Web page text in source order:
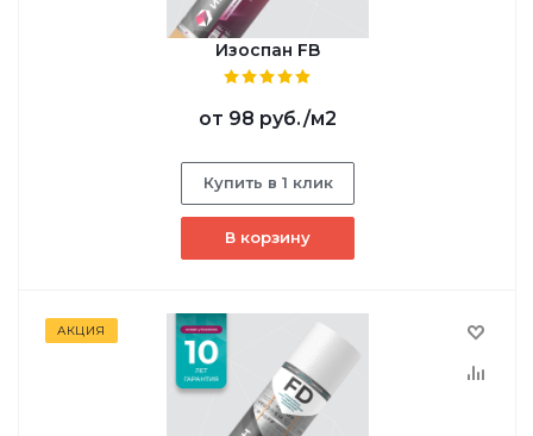
Изоспан FB
от 98 руб./м2
Купить в 1 клик
В корзину
АКЦИЯ